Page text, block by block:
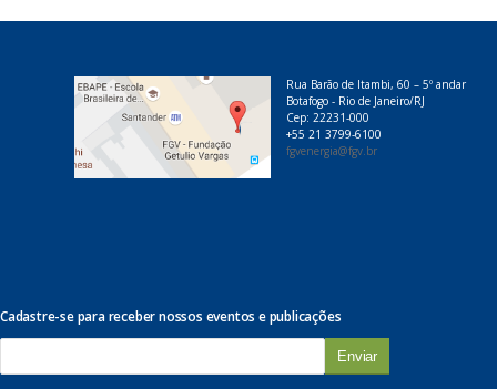
Rua Barão de Itambi, 60 – 5º andar
Botafogo - Rio de Janeiro/RJ
Cep: 22231-000
+55 21 3799-6100
fgvenergia@fgv.br
Cadastre-se para receber nossos eventos e publicações
m